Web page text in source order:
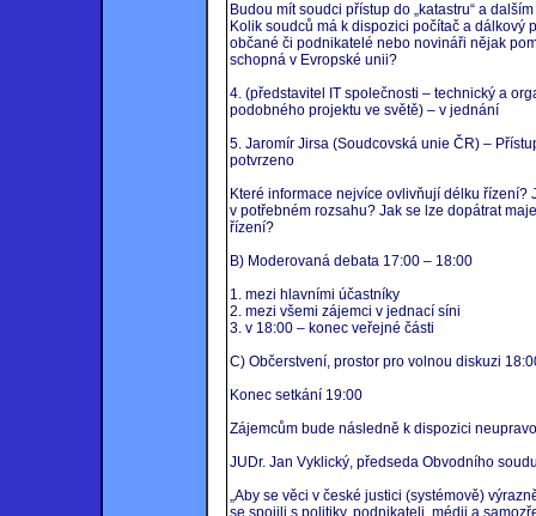
Budou mít soudci přístup do „katastru“ a
Kolik soudců má k dispozici počítač a dálkový
občané či podnikatelé nebo novináři nějak
schopná v Evropské unii?
4. (představitel IT společnosti – technický a
podobného projektu ve světě) – v jednání
5. Jaromír Jirsa (Soudcovská unie ČR) –
potvrzeno
Které informace nejvíce ovlivňují délku
v potřebném rozsahu? Jak se lze dopátrat
řízení?
B) Moderovaná debata 17:00 – 18:00
1. mezi hlavními účastníky
2. mezi všemi zájemci v jednací síni
3. v 18:00 – konec veřejné části
C) Občerstvení, prostor pro volnou diskuzi
Konec setkání 19:00
Zájemcům bude následně k dispozici
JUDr. Jan Vyklický, předseda Obvodního
„Aby se věci v české justici (systémově)
se spojili s politiky, podnikateli, médii a